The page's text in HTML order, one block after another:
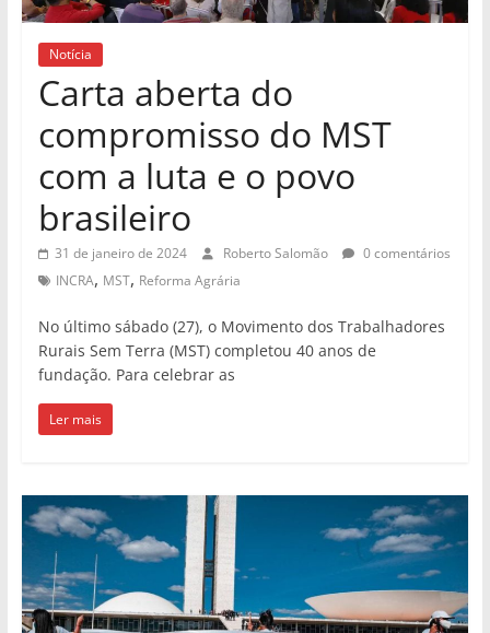
Notícia
Carta aberta do
compromisso do MST
com a luta e o povo
brasileiro
31 de janeiro de 2024 Roberto Salomão
0 comentários
INCRA, MST, Reforma Agrária
No último sábado (27), o Movimento dos Trabalhadores
Rurais Sem Terra (MST) completou 40 anos de
fundação. Para celebrar as
Ler mais